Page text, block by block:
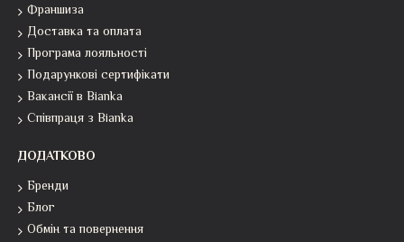
Франшиза
Доставка та оплата
Програма лояльності
Подарункові сертифікати
Вакансії в Bianka
Співпраця з Bianka
ДОДАТКОВО
Бренди
Блог
Обмін та повернення